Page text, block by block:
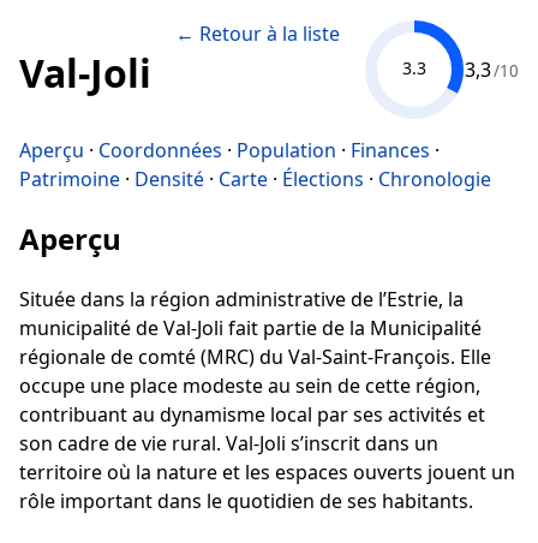
Val-Joli
← Retour à la liste
3.3 3,3/10
Aperçu · Coordonnées · Population · Finances ·
Patrimoine · Densité · Carte · Élections · Chronologie
Aperçu
Située dans la région administrative de l’Estrie, la
municipalité de Val-Joli fait partie de la Municipalité
régionale de comté (MRC) du Val-Saint-François. Elle
occupe une place modeste au sein de cette région,
contribuant au dynamisme local par ses activités et
son cadre de vie rural. Val-Joli s’inscrit dans un
territoire où la nature et les espaces ouverts jouent un
rôle important dans le quotidien de ses habitants.